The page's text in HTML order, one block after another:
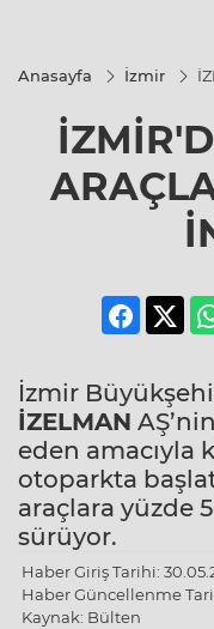
Anasayfa İzmir
İzmir
İZELMAN
eden amacıyla
otoparkta
araçlara yüzde
sürüyor.
Haber Giriş Tarihi:
Haber Güncellenme
Kaynak: Bülten